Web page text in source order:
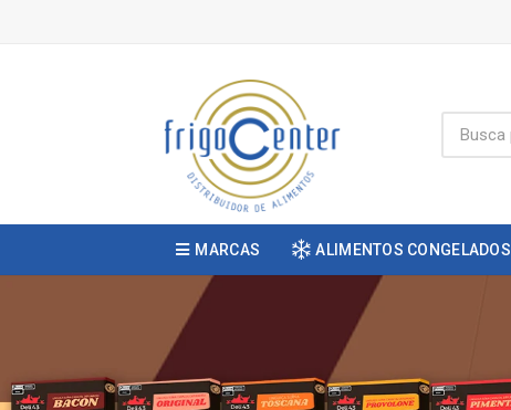
MARCAS ALIMENTOS CONGELADOS